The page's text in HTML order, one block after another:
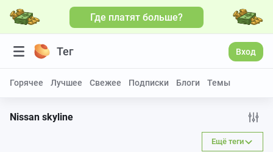
Где платят больше?
Тег Вход
Горячее Лучшее Свежее Подписки Блоги Темы
Nissan skyline
Ещё теги
Больше видео